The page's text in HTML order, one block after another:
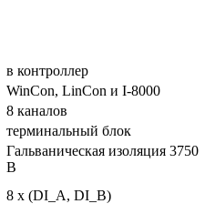
в контроллер
WinCon, LinCon и I-8000
8 каналов
терминальный блок
Гальваническая изоляция 3750
В
8 x (DI_A, DI_B)